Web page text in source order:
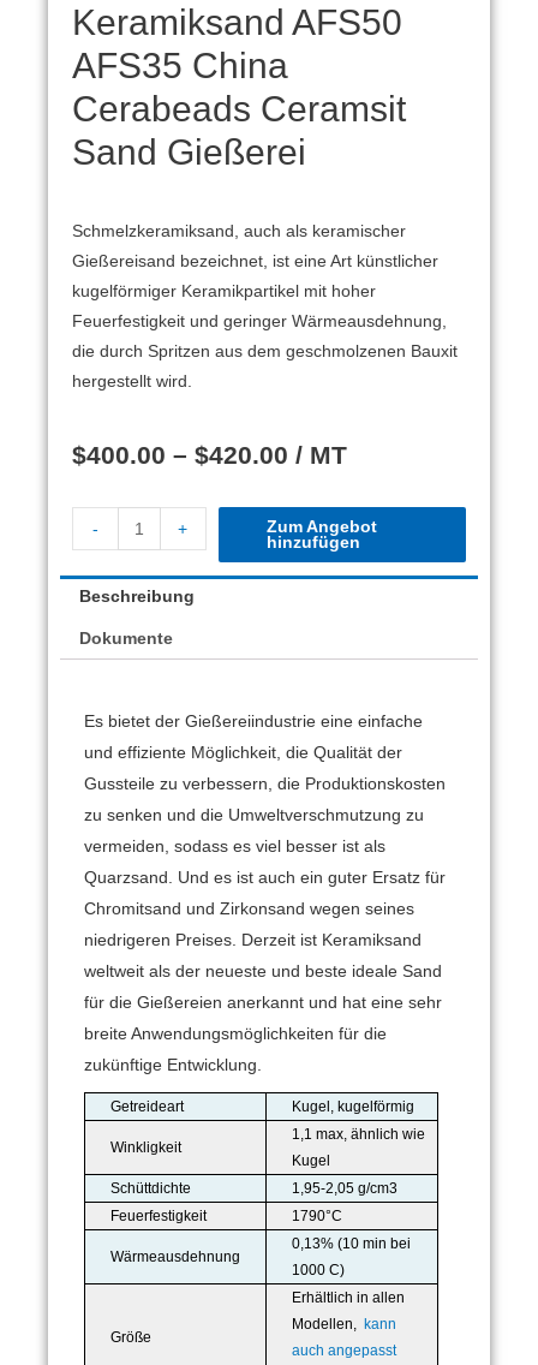
Keramiksand AFS50
AFS35 China
Cerabeads Ceramsit
Sand Gießerei
Schmelzkeramiksand, auch als keramischer
Gießereisand bezeichnet, ist eine Art künstlicher
kugelförmiger Keramikpartikel mit hoher
Feuerfestigkeit und geringer Wärmeausdehnung,
die durch Spritzen aus dem geschmolzenen Bauxit
hergestellt wird.
$400.00 – $420.00 / MT
- +
Zum Angebot
hinzufügen
Beschreibung
Dokumente
Es bietet der Gießereiindustrie eine einfache
und effiziente Möglichkeit, die Qualität der
Gussteile zu verbessern, die Produktionskosten
zu senken und die Umweltverschmutzung zu
vermeiden, sodass es viel besser ist als
Quarzsand. Und es ist auch ein guter Ersatz für
Chromitsand und Zirkonsand wegen seines
niedrigeren Preises. Derzeit ist Keramiksand
weltweit als der neueste und beste ideale Sand
für die Gießereien anerkannt und hat eine sehr
breite Anwendungsmöglichkeiten für die
zukünftige Entwicklung.
Getreideart Kugel, kugelförmig
Winkligkeit
1,1 max, ähnlich wie
Kugel
Schüttdichte
1,95-2,05 g/cm3
Feuerfestigkeit
1790°C
Wärmeausdehnung
0,13% (10 min bei
1000 C)
Größe
Erhältlich in allen
Modellen, kann
auch angepasst